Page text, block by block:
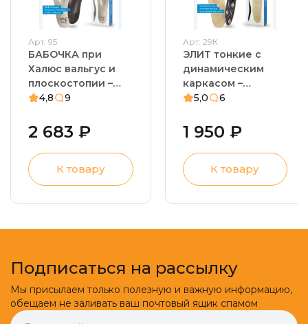
Арт: 95
БАБОЧКА при
Халюс вальгус и
плоскостопии –
стельки
Косточка на
большом пальце,
натоптыши,
мозоли
4,8 9
2 683 ₽
К товару
Арт: 29К
ЭЛИТ тонкие с
динамическим
каркасом –
стельки
Плоскостопие,
вальгусная
деформация
заднего отдела
стопы, боль в
5,0 6
1 950 ₽
К товару
Подписаться на рассылку
Мы присылаем только полезную и важную информацию,
обещаем не заливать ваш почтовый ящик спамом